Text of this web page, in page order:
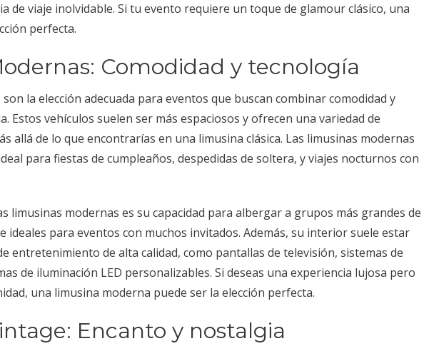
de viaje inolvidable. Si tu evento requiere un toque de glamour clásico, una
perfecta.
Comodidad y tecnología
la elección adecuada para eventos que buscan combinar comodidad y
Estos vehículos suelen ser más espaciosos y ofrecen una variedad de
allá de lo que encontrarías en una limusina clásica. Las limusinas modernas
para fiestas de cumpleaños, despedidas de soltera, y viajes nocturnos con
limusinas modernas es su capacidad para albergar a grupos más grandes de
ideales para eventos con muchos invitados. Además, su interior suele estar
entretenimiento de alta calidad, como pantallas de televisión, sistemas de
de iluminación LED personalizables. Si deseas una experiencia lujosa pero
una limusina moderna puede ser la elección perfecta.
Encanto y nostalgia